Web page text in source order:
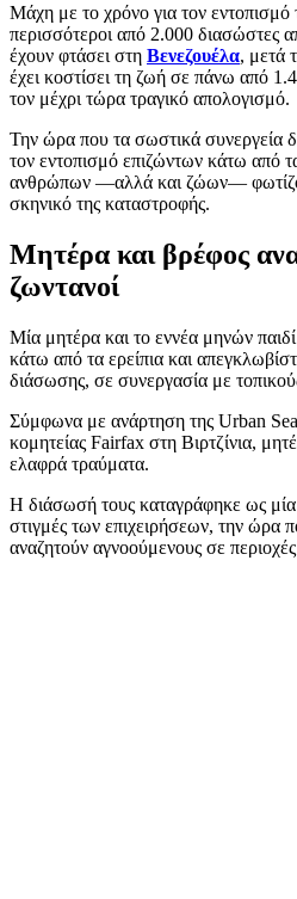
Μάχη με το χρόνο για τον εντοπισμό
περισσότεροι από 2.000 διασώστες
έχουν φτάσει στη Βενεζουέλα, μετά
έχει κοστίσει τη ζωή σε πάνω από
τον μέχρι τώρα τραγικό απολογισμό.
Την ώρα που τα σωστικά συνεργεία
τον εντοπισμό επιζώντων κάτω από
ανθρώπων —αλλά και ζώων—
σκηνικό της καταστροφής.
Μητέρα και βρέφος
ζωντανοί
Μία μητέρα και το εννέα μηνών
κάτω από τα ερείπια και
διάσωσης, σε συνεργασία με
Σύμφωνα με ανάρτηση της Urban
κομητείας Fairfax στη Βιρτζίνια,
ελαφρά τραύματα.
Η διάσωσή τους καταγράφηκε ως μία
στιγμές των επιχειρήσεων, την ώρα
αναζητούν αγνοούμενους σε